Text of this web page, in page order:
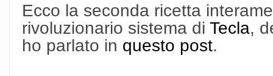
Ecco la seconda ricetta
rivoluzionario sistema di Tecla,
ho parlato in questo post.